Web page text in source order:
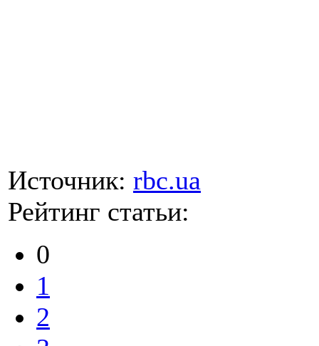
Источник: rbc.ua
Рейтинг статьи:
0
1
2